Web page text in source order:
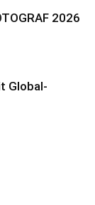
2026
Global-